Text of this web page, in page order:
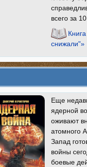
всего за
снижали"»
Еще
ядерной
оживают
атомного
Запад
войны
боевые